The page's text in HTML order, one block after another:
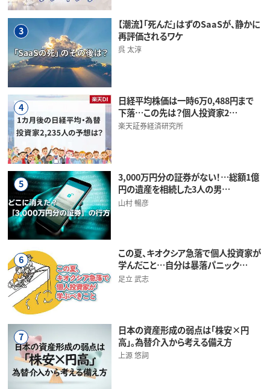
3
【潮流】「死んだ」はずのSaaSが、静かに
再評価されるワケ
呉 太淳
4
日経平均株価は一時6万0,488円まで
下落…この先は？個人投資家2…
楽天証券経済研究所
5
3,000万円分の証券がない！…総額1億
円の遺産を相続した3人の男…
山村 暢彦
6
この夏、キオクシア急落で個人投資家が
学んだこと…自分は暴落パニック…
足立 武志
7
日本の資産形成の弱点は「株安×円
高」。為替介入から考える備え方
上源 悠詞